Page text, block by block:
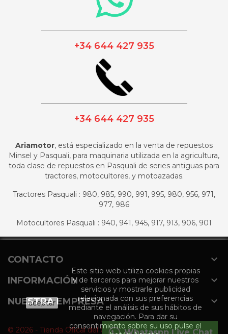
+34 644 427 935
+34 644 427 935
Ariamotor, está especializado en la venta de repuestos
Minsel y Pasquali, para maquinaria utilizada en la agricultura,
toda clase de repuestos en Pasquali de series antiguas para
tractores, motocultores, y motoazadas.
Tractores Pasquali : 980, 985, 990, 991, 995, 980, 956, 971,
977, 986
Motocultores Pasquali : 940, 941, 945, 917, 913, 906, 901
CONTACTO 
INFORMACIÓN 
NUESTRA EMPRESA 
aceptar
Este sitio web utiliza cookies propias
y de terceros para mejorar nuestros
servicios y mostrarle publicidad
relacionada con sus preferencias
mediante el análisis de sus hábitos de
navegación. Para dar su
consentimiento sobre su uso pulse el
© 2026 - Tienda Ofical del Grupo Agromaquinaria